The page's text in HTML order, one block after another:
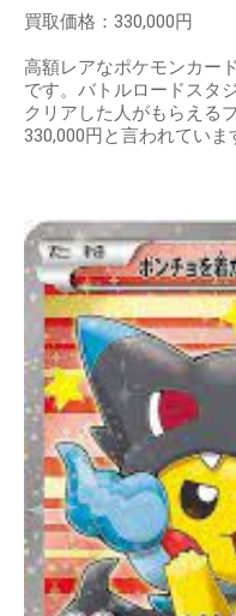
買取価格：330,000円
高額レアなポケモンカー
です。バトルロードスタ
クリアした人がもらえる
330,000円と言われていま